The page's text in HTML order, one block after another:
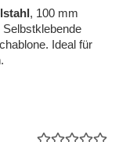
, 100 mm
Ideal für